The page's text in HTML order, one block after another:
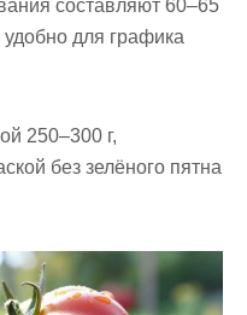
составляют 60–65
для графика
250–300 г,
без зелёного пятна